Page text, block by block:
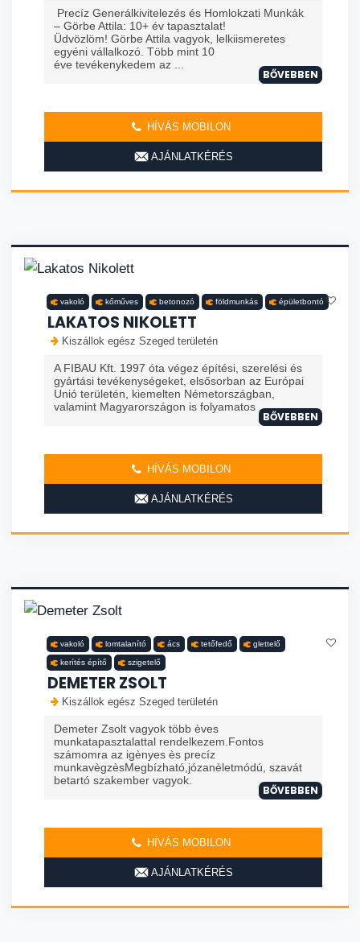
Precíz Generálkivitelezés és Homlokzati Munkák
– Görbe Attila: 10+ év tapasztalat!
Üdvözlöm! Görbe Attila vagyok, lelkiismeretes
egyéni vállalkozó. Több mint 10
éve tevékenykedem az ...
BŐVEBBEN
HÍVÁS MOBILON
AJÁNLATKÉRÉS
vakoló kőműves betonozó földmunkás épületbontó
LAKATOS NIKOLETT
Kiszállok egész Szeged területén
A FIBAU Kft. 1997 óta végez építési, szerelési és
gyártási tevékenységeket, elsősorban az Európai
Unió területén, kiemelten Németországban,
valamint Magyarországon is folyamatos ...
BŐVEBBEN
HÍVÁS MOBILON
AJÁNLATKÉRÉS
vakoló lomtalanító ács tetőfedő glettelő
kerítés építő szigetelő
DEMETER ZSOLT
Kiszállok egész Szeged területén
Demeter Zsolt vagyok több èves
munkatapasztalattal rendelkezem.Fontos
számomra az igènyes ès precíz
munkavègzèsMegbízható,józanèletmódú, szavát
betartó szakember vagyok.
BŐVEBBEN
HÍVÁS MOBILON
AJÁNLATKÉRÉS